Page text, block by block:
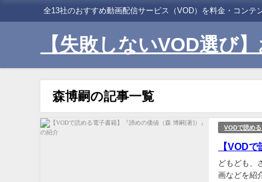
全13社のおすすめ動画配信サービス（VOD）を料金・コンテ
【失敗しないVOD選び
森博嗣の記事一覧
VODで読め
【VOD
どもども、
画などを紹